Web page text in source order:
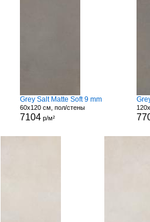
Grey Salt Matte Soft 9 mm
60x120 см, пол/стены
7104р/м²